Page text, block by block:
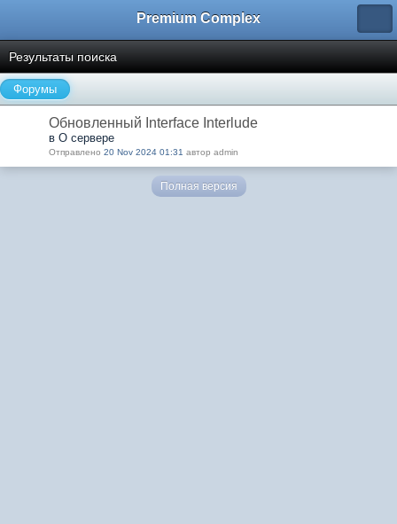
Premium Complex
Результаты поиска
Форумы
Обновленный Interface Interlude
в О сервере
Отправлено 20 Nov 2024 01:31 автор admin
Полная версия